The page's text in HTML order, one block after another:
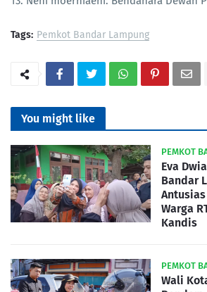
Tags: Pemkot Bandar Lampung
You might like
PEMKOT
Eva
Bandar
Warga
Kandis
PEMKOT
Wali